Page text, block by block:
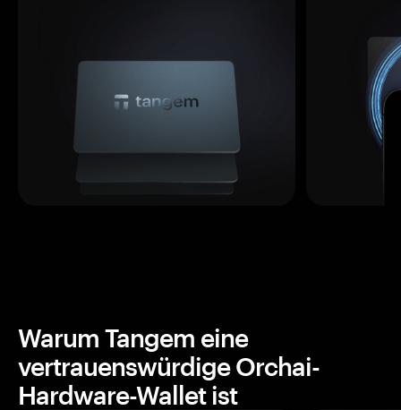
Warum Tangem eine
vertrauenswürdige Orchai-
Hardware-Wallet ist